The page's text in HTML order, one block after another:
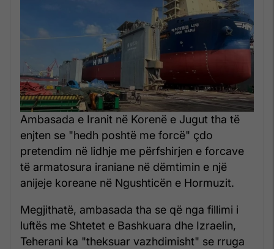
Ambasada e Iranit në Korenë e Jugut tha të
enjten se "hedh poshtë me forcë" çdo
pretendim në lidhje me përfshirjen e forcave
të armatosura iraniane në dëmtimin e një
anijeje koreane në Ngushticën e Hormuzit.
Megjithatë, ambasada tha se që nga fillimi i
luftës me Shtetet e Bashkuara dhe Izraelin,
Teherani ka "theksuar vazhdimisht" se rruga